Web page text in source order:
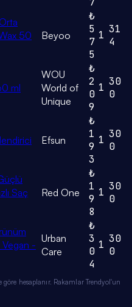
50
Beyoo
₺
5
7
5
1 31
4
ml
WOU
World of
Unique
₺
2
0
9
1 30
0
Efsun
₺
1
9
3
1 30
0
Saç
Red One
₺
1
9
8
1 30
0
-
Urban
Care
₺
3
0
4
1 30
0
hesaplanır. Rakamlar Trendyol'un